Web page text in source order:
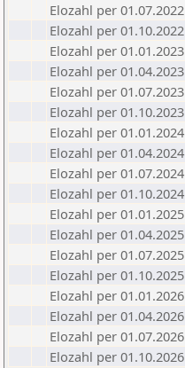
Elozahl per 01.07.2022
Elozahl per 01.10.2022
Elozahl per 01.01.2023
Elozahl per 01.04.2023
Elozahl per 01.07.2023
Elozahl per 01.10.2023
Elozahl per 01.01.2024
Elozahl per 01.04.2024
Elozahl per 01.07.2024
Elozahl per 01.10.2024
Elozahl per 01.01.2025
Elozahl per 01.04.2025
Elozahl per 01.07.2025
Elozahl per 01.10.2025
Elozahl per 01.01.2026
Elozahl per 01.04.2026
Elozahl per 01.07.2026
Elozahl per 01.10.2026